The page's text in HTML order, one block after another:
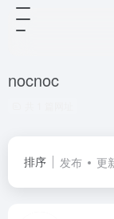
nocnoc
排序 发布 更